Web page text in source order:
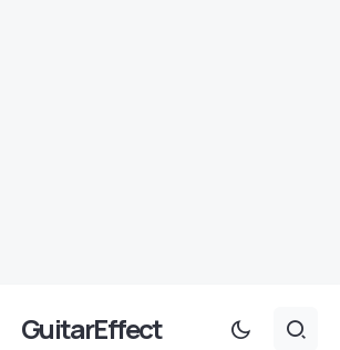
GuitarEffect